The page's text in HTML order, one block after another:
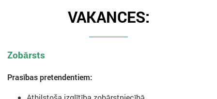
VAKANCES:
Zobārsts
Prasības pretendentiem: